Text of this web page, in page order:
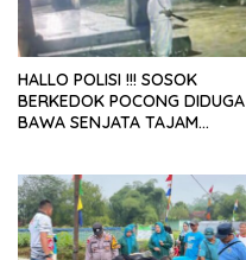
HALLO POLISI !!! SOSOK
BERKEDOK POCONG DIDUGA
BAWA SENJATA TAJAM
LEBONG